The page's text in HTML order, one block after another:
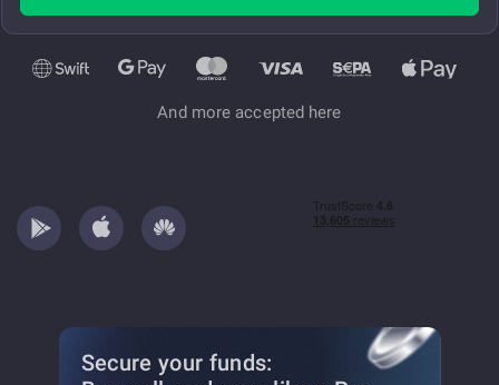
And more accepted here
Secure your funds: